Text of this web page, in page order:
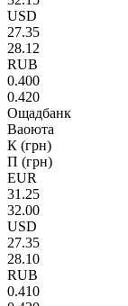
USD
27.35
28.12
RUB
0.400
0.420
Ощадбанк
Ваоюта
К (грн)
П (грн)
EUR
31.25
32.00
USD
27.35
28.10
RUB
0.410